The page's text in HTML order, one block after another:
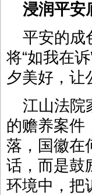
浸润平安
平安的成
将“如我在
夕美好，让
江山法院
的赡养案件
落，国徽在
话，而是鼓
环境中，把